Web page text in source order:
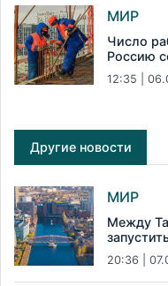
МИР
Число
Россию
12:35 |
Другие новости
МИР
Между
20:36 |